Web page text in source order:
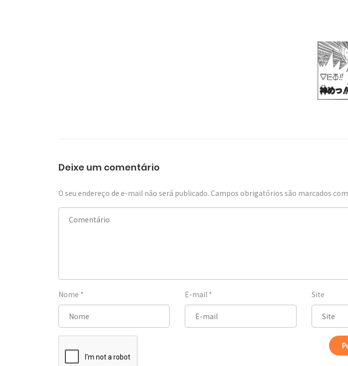
Deixe um comentário
O seu endereço de e-mail não será publicado. Campos obrigatórios são marcados com
Nome * E-mail * Site